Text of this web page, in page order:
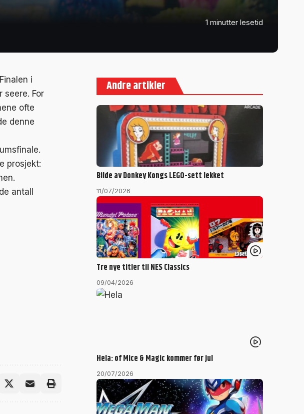
1 minutter lesetid
i
seere. For
ofte
denne
prosjekt:
antall
Andre artikler
Bilde av Donkey Kongs LEGO-sett lekket
11/07/2026
Tre nye titler til NES Classics
09/04/2026
Hela: of Mice & Magic kommer før jul
20/07/2026